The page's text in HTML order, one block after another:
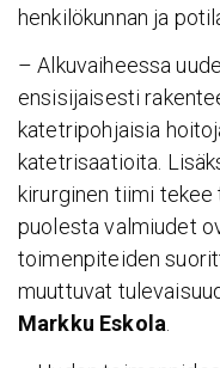
henkilökunnan ja
– Alkuvaiheessa
ensisijaisesti
katetripohjaisia
katetrisaatioita.
kirurginen tiimi
puolesta valmiudet
toimenpiteiden
muuttuvat
Markku Eskola.